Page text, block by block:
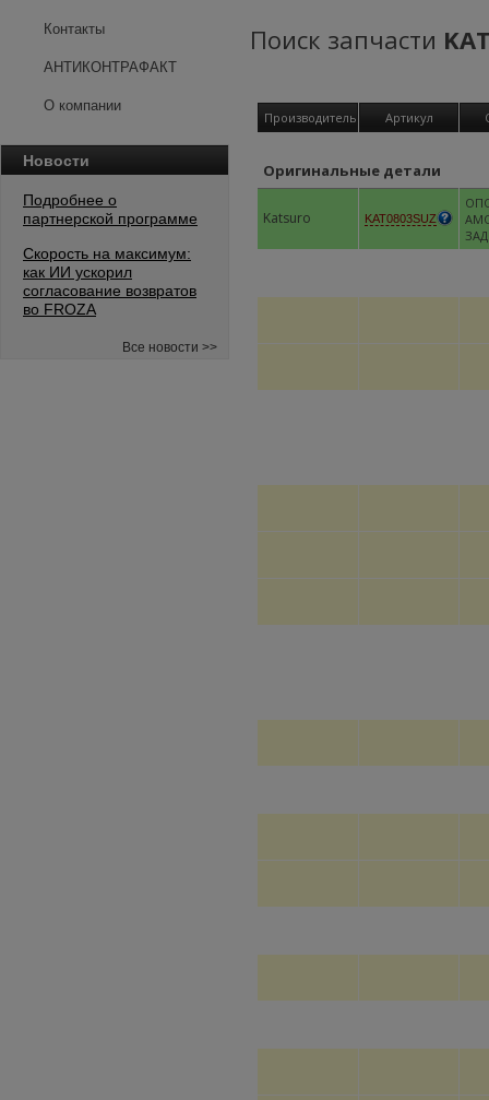
Контакты
АНТИКОНТРАФАКТ
О компании
Новости
Подробнее о
партнерской программе
Скорость на максимум:
как ИИ ускорил
согласование возвратов
во FROZA
Все новости >>
Поиск запчасти
Производитель Артикул
Оригинальные детали
Katsuro KAT0803SUZ